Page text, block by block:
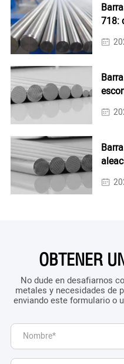
718:
a la
OBTENER
No dude en desafiarnos
metales y necesidades de
enviando este formulario o